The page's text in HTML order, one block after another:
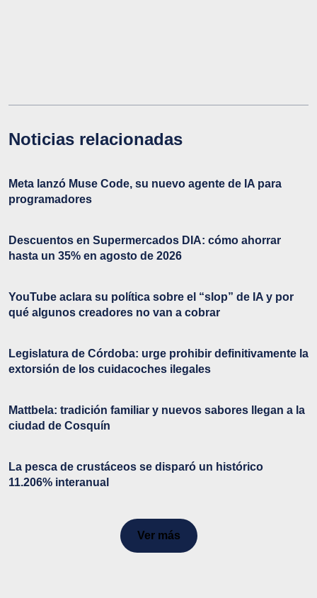
Noticias relacionadas
Meta lanzó Muse Code, su nuevo agente de IA para
programadores
Descuentos en Supermercados DIA: cómo ahorrar
hasta un 35% en agosto de 2026
YouTube aclara su política sobre el “slop” de IA y por
qué algunos creadores no van a cobrar
Legislatura de Córdoba: urge prohibir definitivamente la
extorsión de los cuidacoches ilegales
Mattbela: tradición familiar y nuevos sabores llegan a la
ciudad de Cosquín
La pesca de crustáceos se disparó un histórico
11.206% interanual
Ver más